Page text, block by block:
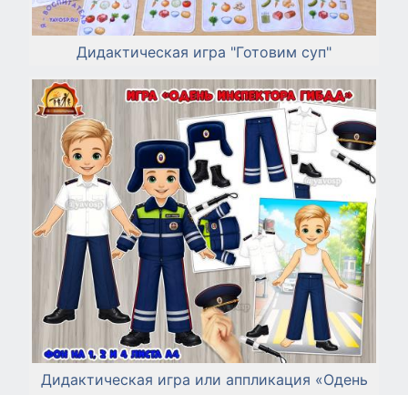
Дидактическая игра "Готовим суп"
Дидактическая игра или аппликация «Одень